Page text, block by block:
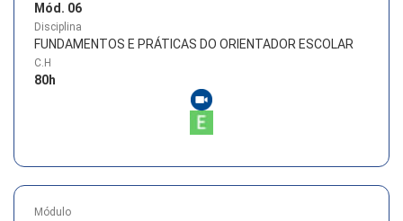
Mód. 06
Disciplina
FUNDAMENTOS E PRÁTICAS DO ORIENTADOR ESCOLAR
C.H
80h
Módulo